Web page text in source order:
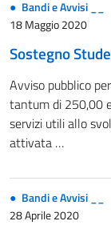
Bandi e Avvisi __
18 Maggio 2020
Sostegno
Avviso pubblico
tantum di 250,00
servizi utili allo
attivata …
Bandi e Avvisi __
28 Aprile 2020